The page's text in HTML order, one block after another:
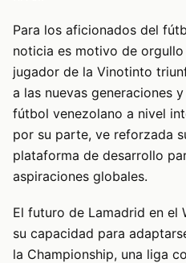
Para los aficionados del
noticia es motivo de orgullo
jugador de la Vinotinto
a las nuevas generaciones
fútbol venezolano a nivel
por su parte, ve reforzada
plataforma de desarrollo
aspiraciones globales.
El futuro de Lamadrid en el
su capacidad para
la Championship, una liga